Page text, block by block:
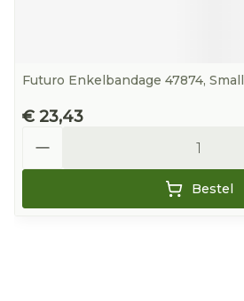
Futuro Enkelbandage 47874, Small
€ 23,43
Bestel